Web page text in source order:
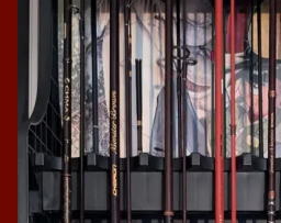
カレンダー
2026年8月
月 火 水 木
3
4 5 6
11
17
18 19 20